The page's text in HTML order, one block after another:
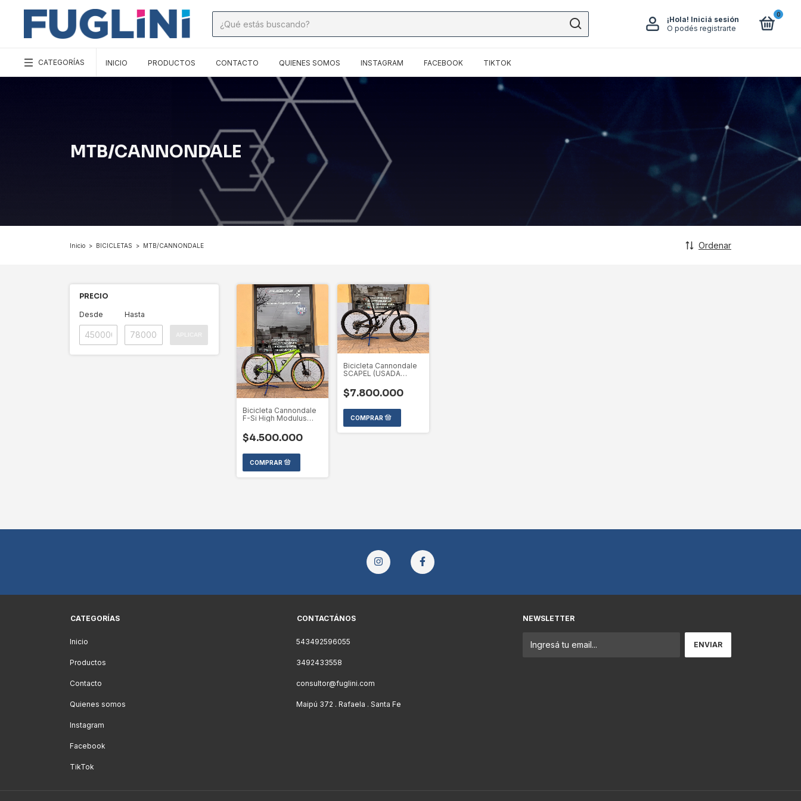
¡Hola! Iniciá sesión
O podés registrarte
0
CATEGORÍAS INICIO PRODUCTOS CONTACTO QUIENES SOMOS INSTAGRAM FACEBOOK TIKTOK
MTB/CANNONDALE
Inicio > BICICLETAS > MTB/CANNONDALE Ordenar
PRECIO
Desde Hasta
Bicicleta Cannondale
F-Si High Modulus
(USADA
SELECCIONADA)
$4.500.000
Bicicleta Cannondale
SCAPEL (USADA
$7.800.000
CATEGORÍAS
Inicio
Productos
Contacto
Quienes somos
Instagram
Facebook
TikTok
CONTACTÁNOS
543492596055
3492433558
consultor@fuglini.com
Maipú 372 . Rafaela . Santa Fe
NEWSLETTER